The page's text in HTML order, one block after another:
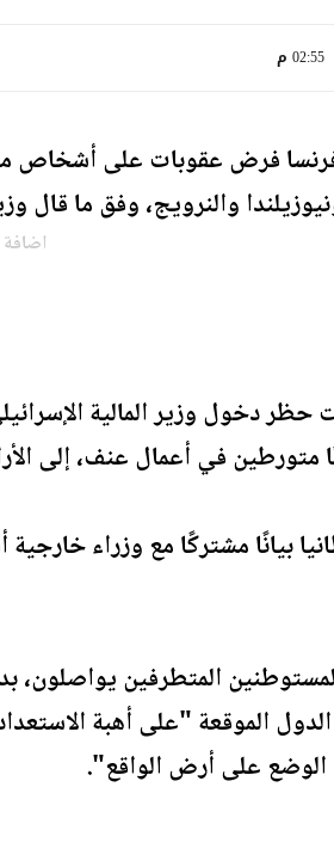
02:55 م
فرض عقوبات على أشخاص
والنرويج، وفق ما قال
دخول وزير المالية
بيانًا مشتركًا مع وزراء
المتطرفين
الموقعة "على أهبة
على أرض الواقع".